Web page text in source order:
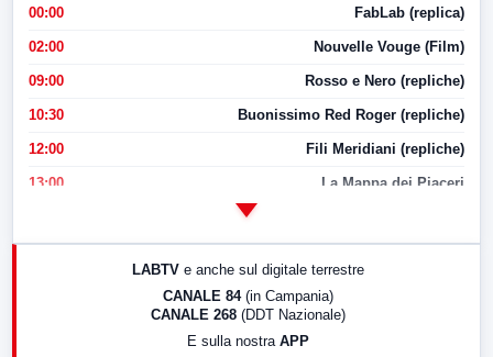
00:00 FabLab (replica)
02:00 Nouvelle Vouge (Film)
09:00 Rosso e Nero (repliche)
10:30 Buonissimo Red Roger (repliche)
12:00 Fili Meridiani (repliche)
13:00 La Mappa dei Piaceri
17:00 LabNews (replica)
LABTV e anche sul digitale terrestre
CANALE 84 (in Campania)
CANALE 268 (DDT Nazionale)
E sulla nostra APP